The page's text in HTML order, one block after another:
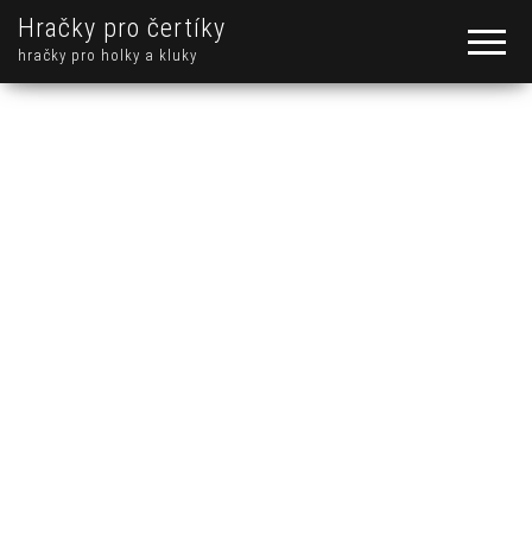
Hračky pro čertíky
hračky pro holky a kluky